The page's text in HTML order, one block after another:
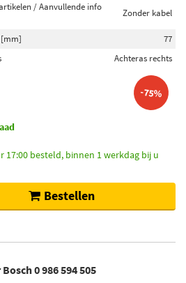
/ Aanvullende info
Zonder kabel
77
Achteras rechts
-75%
17:00 besteld, binnen 1 werkdag bij u
Bestellen
0 986 594 505